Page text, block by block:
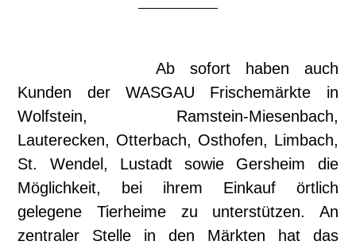
Ab sofort haben auch
Kunden der WASGAU Frischemärkte in
Wolfstein, Ramstein-Miesenbach,
Lauterecken, Otterbach, Osthofen, Limbach,
St. Wendel, Lustadt sowie Gersheim die
Möglichkeit, bei ihrem Einkauf örtlich
gelegene Tierheime zu unterstützen. An
zentraler Stelle in den Märkten hat das